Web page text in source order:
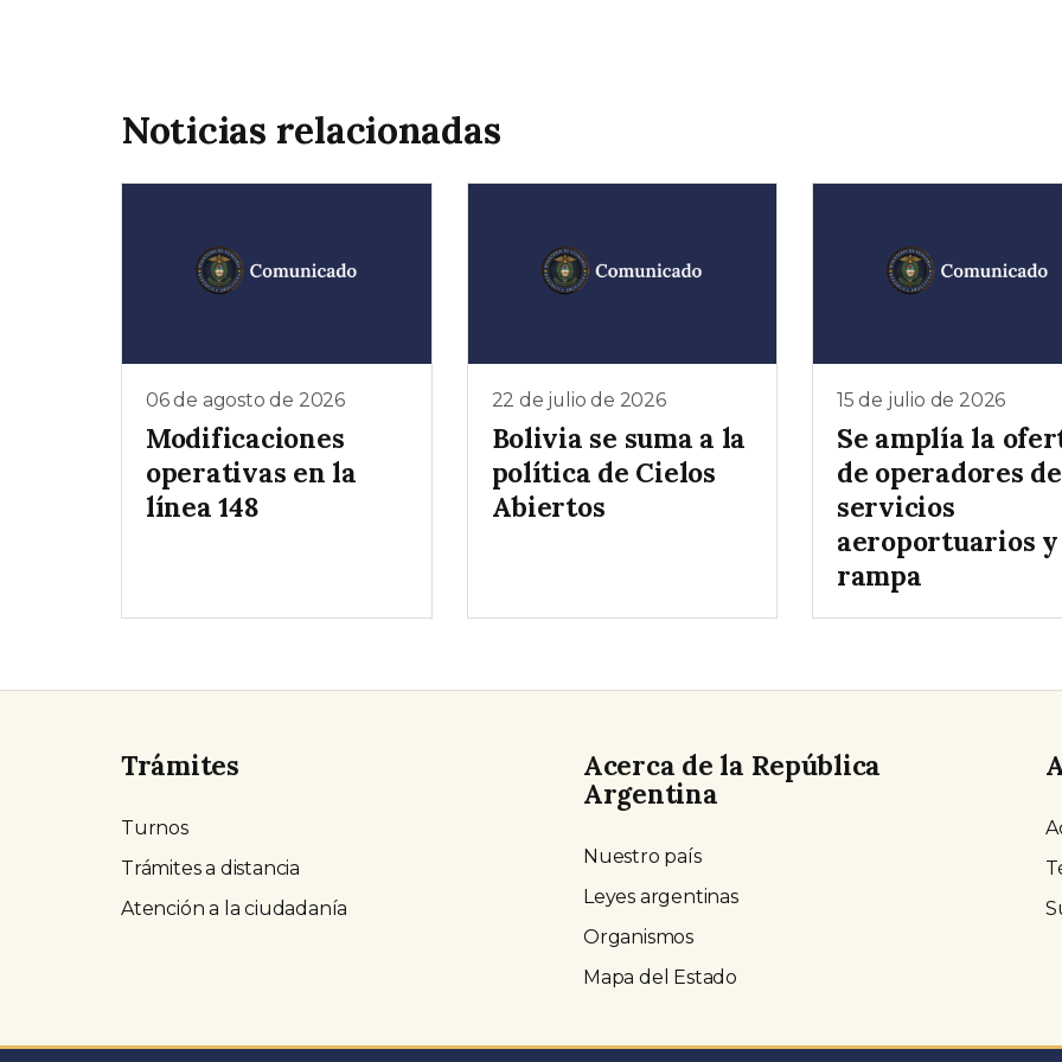
Noticias relacionadas
06 de agosto de 2026
Modificaciones
operativas en la
línea 148
22 de julio de 2026
Bolivia se suma a la
política de Cielos
Abiertos
15 de julio de 2026
Se amplía la
de operadores de
servicios
aeroportuarios y
rampa
Trámites
Turnos
Trámites a distancia
Atención a la ciudadanía
Acerca de la República
Argentina
Nuestro país
Leyes argentinas
Organismos
Mapa del Estado